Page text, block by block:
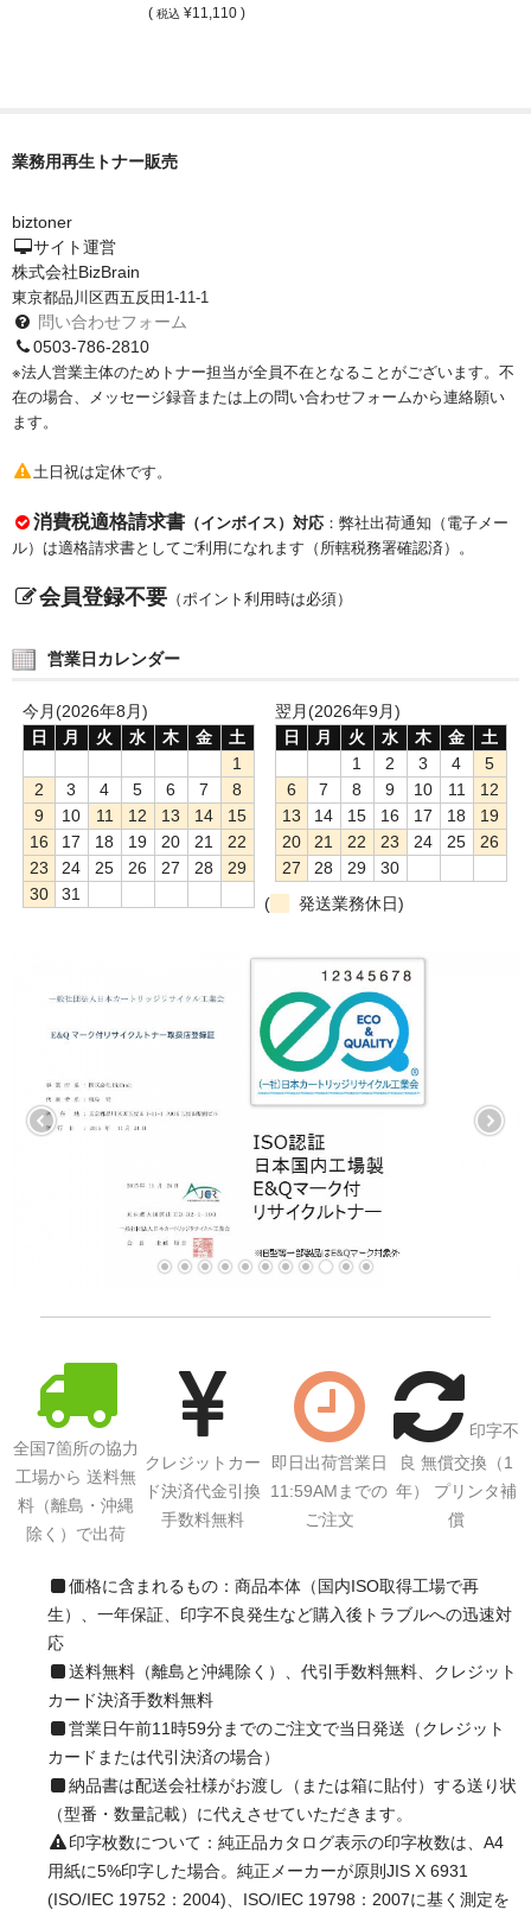
( 税込 ¥11,110 )
業務用再生トナー販売
biztoner
サイト運営
株式会社BizBrain
東京都品川区西五反田1-11-1
問い合わせフォーム
0503-786-2810
※法人営業主体のためトナー担当が全員不在となることがございます。不
在の場合、メッセージ録音または上の問い合わせフォームから連絡願い
ます。
土日祝は定休です。
消費税適格請求書 （インボイス）対応 ：弊社出荷通知（電子メー
ル）は適格請求書としてご利用になれます（所轄税務署確認済）。
会員登録不要 （ポイント利用時は必須）
営業日カレンダー
今月(2026年8月)
日
月 火 水 木 金
土
1
2
3 4 5 6 7
8
9
10 11 12 13 14
15
16
17 18 19 20 21
22
23
24 25 26 27 28
29
30
31
翌月(2026年9月)
日
月 火 水 木 金
土
1
2 3 4
5
6
7 8 9 10 11
12
13
14 15 16 17 18
19
20
21 22 23 24 25
26
27
28 29
30
(
発送業務休日)
全国7箇所の協力
工場から 送料無
料（離島・沖縄
除く）で出荷
クレジットカー
ド決済代金引換
手数料無料
即日出荷営業日
11:59AMまでの
ご注文
印字不
良 無償交換（1
年） プリンタ補
償
価格に含まれるもの：商品本体（国内ISO取得工場で再
生）、一年保証、印字不良発生など購入後トラブルへの迅速対
応
送料無料（離島と沖縄除く）、代引手数料無料、クレジット
カード決済手数料無料
営業日午前11時59分までのご注文で当日発送（クレジット
カードまたは代引決済の場合）
納品書は配送会社様がお渡し（または箱に貼付）する送り状
（型番・数量記載）に代えさせていただきます。
印字枚数について：純正品カタログ表示の印字枚数は、A4
用紙に5%印字した場合。純正メーカーが原則JIS X 6931
(ISO/IEC 19752：2004)、ISO/IEC 19798：2007に基く測定を